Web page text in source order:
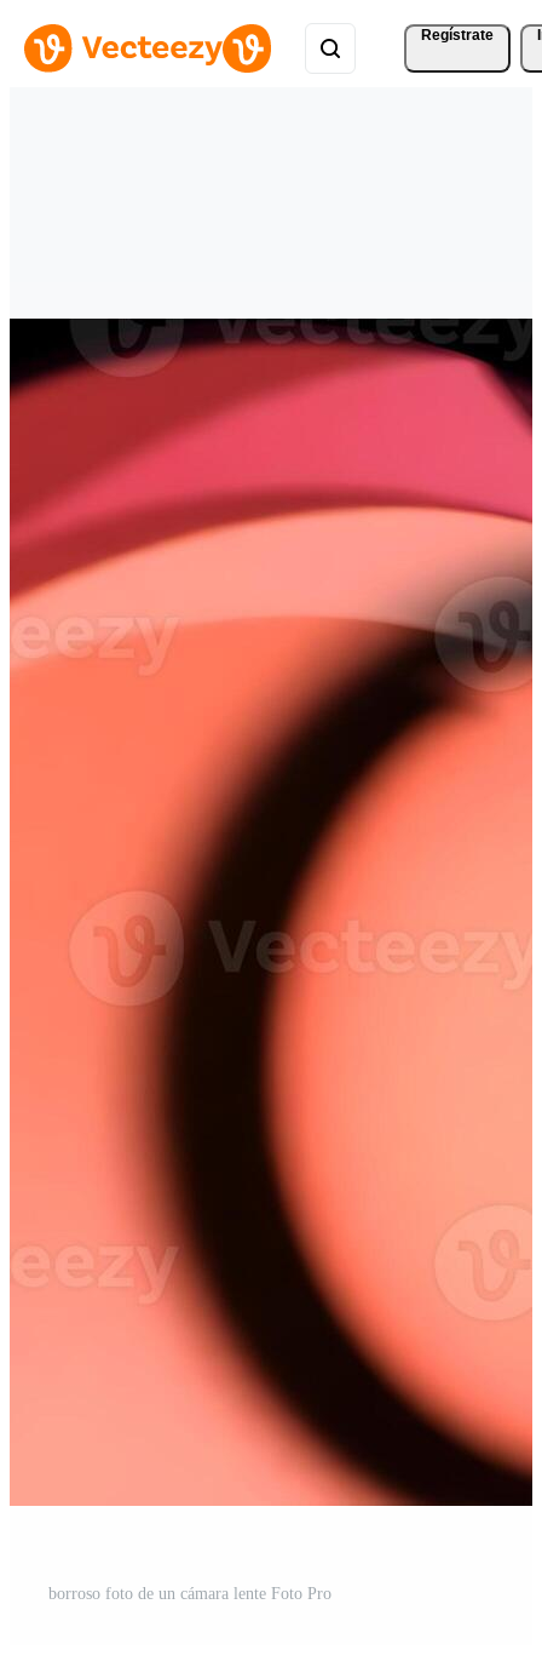
Regístrate
borroso foto de un cámara lente Foto Pro